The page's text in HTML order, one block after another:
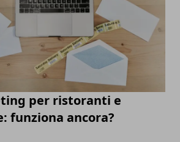
per ristoranti e
funziona ancora?